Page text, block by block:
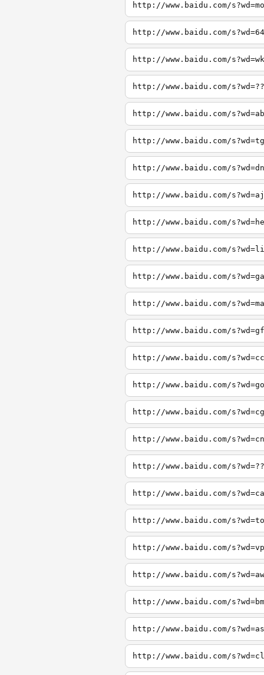
http://www.baidu.com/s?wd=mo
http://www.baidu.com/s?wd=64
http://www.baidu.com/s?wd=wk
http://www.baidu.com/s?wd=??
http://www.baidu.com/s?wd=ab
http://www.baidu.com/s?wd=tg
http://www.baidu.com/s?wd=dn
http://www.baidu.com/s?wd=aj
http://www.baidu.com/
http://www.baidu.com/
http://www.baidu.com/
http://www.baidu.com/
http://www.baidu.com/
http://www.baidu.com/
http://www.baidu.com/
http://www.baidu.com/
http://www.baidu.com/
http://www.baidu.com/
http://www.baidu.com/
http://www.baidu.com/
http://www.baidu.com/
http://www.baidu.com/
http://www.baidu.com/
http://www.baidu.com/
http://www.baidu.com/